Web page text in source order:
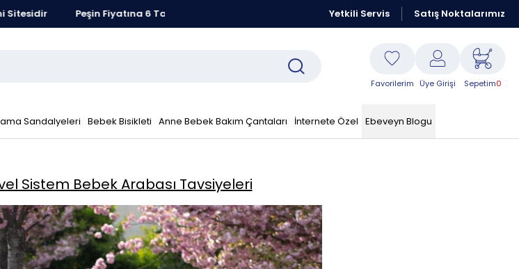
Peşin Fiyatına 6 Taksit Fırsatı Peşin Fiyatına 6 Taksit Fırsatı
Yetkili Servis Satış Noktalarımız
Favorilerim Üye Girişi Sepetim0
Sandalyeleri Bebek Bisikleti Anne Bebek Bakım Çantaları İnternete Özel Ebeveyn Blogu
Sistem Bebek Arabası Tavsiyeleri